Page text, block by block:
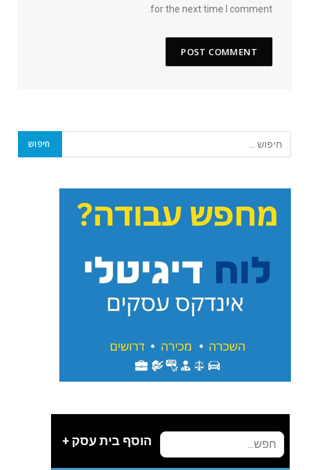
for the next time I comment.
הוסף בית עסק +